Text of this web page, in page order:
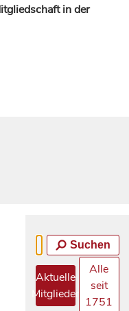
in der
Suchen
Aktuelle
Mitglieder
Alle
seit
1751